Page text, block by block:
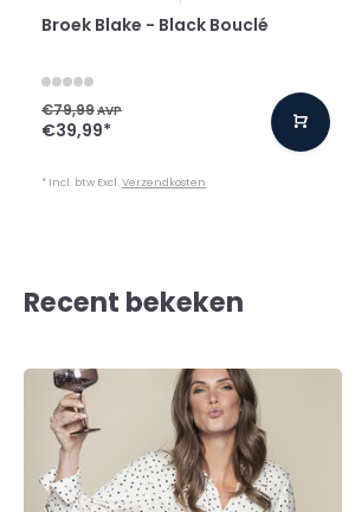
Broek Blake - Black Bouclé
€79,99AVP
€39,99*
* Incl. btw Excl.Verzendkosten
Recent bekeken